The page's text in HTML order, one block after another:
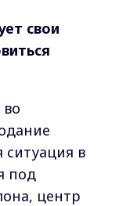
свои
во
ситуация в
под
центр